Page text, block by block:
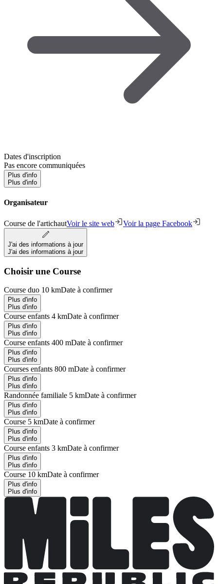
Dates d'inscription
Pas encore communiquées
Plus d'info
Plus d'info
Organisateur
Course de l'artichautVoir le site web Voir la page Facebook
J'ai des informations à jour
J'ai des informations à jour
Choisir une Course
Course duo 10 kmDate à confirmer
Plus d'info
Plus d'info
Course enfants 4 kmDate à confirmer
Plus d'info
Plus d'info
Course enfants 400 mDate à confirmer
Plus d'info
Plus d'info
Courses enfants 800 mDate à confirmer
Plus d'info
Plus d'info
Randonnée familiale 5 kmDate à confirmer
Plus d'info
Plus d'info
Course 5 kmDate à confirmer
Plus d'info
Plus d'info
Course enfants 3 kmDate à confirmer
Plus d'info
Plus d'info
Course 10 kmDate à confirmer
Plus d'info
Plus d'info